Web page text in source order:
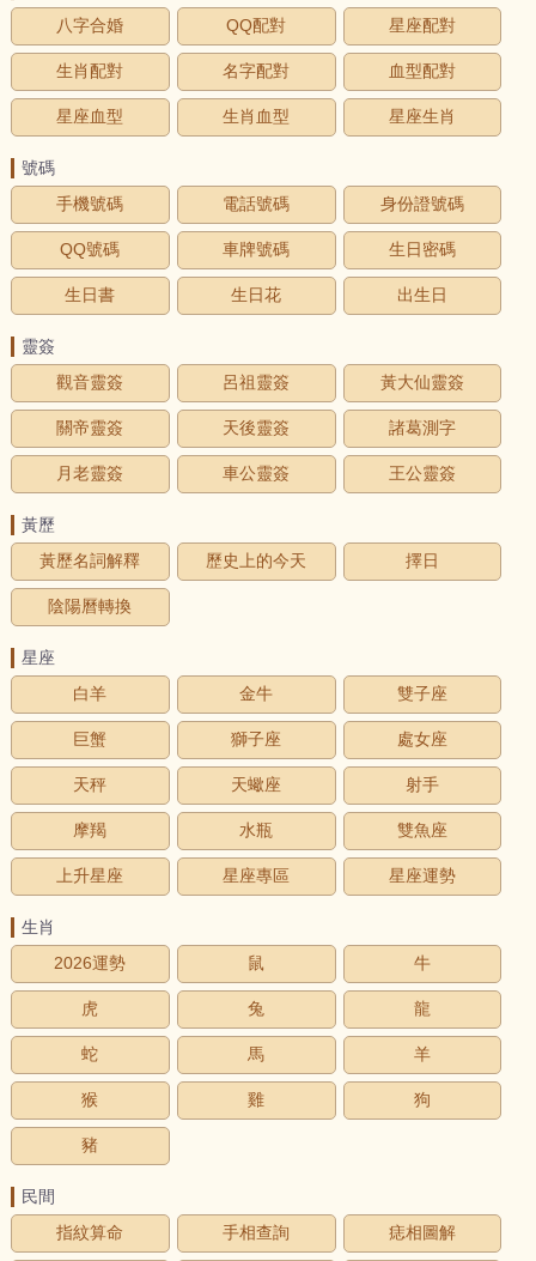
八字合婚
QQ配對 星座配對
生肖配對 名字配對 血型配對
星座血型 生肖血型 星座生肖
號碼
手機號碼
電話號碼 身份證號碼
QQ號碼 車牌號碼 生日密碼
生日書 生日花 出生日
靈簽
觀音靈簽
呂祖靈簽 黃大仙靈簽
關帝靈簽 天後靈簽 諸葛測字
月老靈簽 車公靈簽 王公靈簽
黃歷
黃歷名詞解釋
歷史上的今天 擇日
陰陽曆轉換
星座
白羊
金牛 雙子座
巨蟹 獅子座 處女座
天秤 天蠍座 射手
摩羯 水瓶 雙魚座
上升星座 星座專區 星座運勢
生肖
2026運勢
鼠 牛
虎 兔 龍
蛇 馬 羊
猴 雞 狗
豬
民間
指紋算命
手相查詢 痣相圖解